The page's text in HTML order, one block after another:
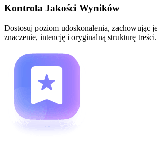
Kontrola Jakości Wyników
Dostosuj poziom udoskonalenia, zachowując
znaczenie, intencję i oryginalną strukturę treści.